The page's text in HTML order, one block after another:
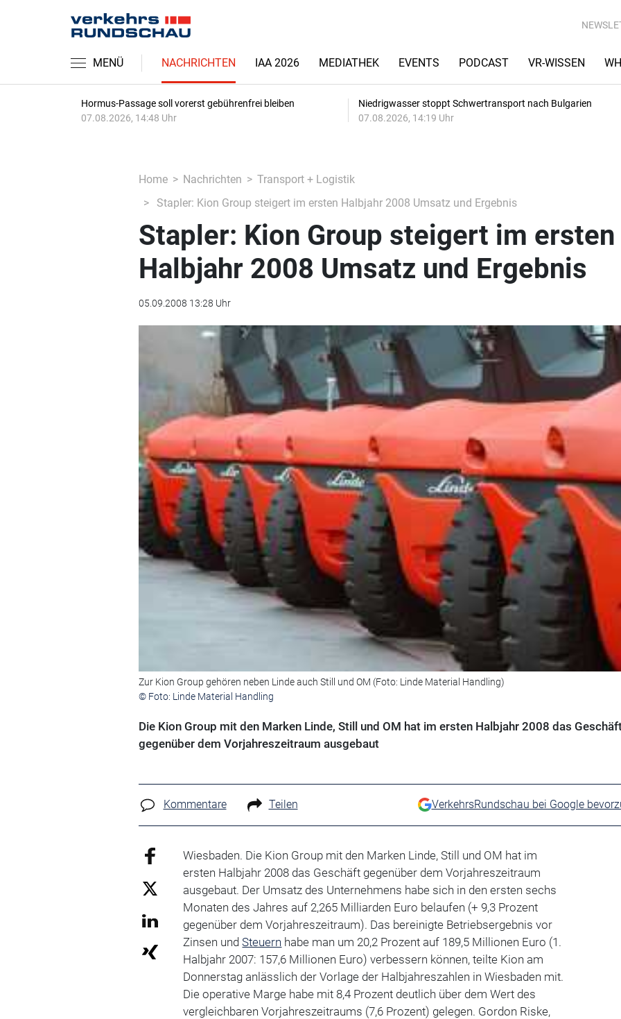
MENÜ NACHRICHTEN IAA 2026 MEDIATHEK EVENTS PODCAST VR-WISSEN
Hormus-Passage soll vorerst gebührenfrei bleiben
07.08.2026, 14:48 Uhr
Niedrigwasser stoppt Schwertransport nach Bulgarien
07.08.2026, 14:19 Uhr
Home Nachrichten
Transport + Logistik
Stapler: Kion Group steigert im ersten Halbjahr 2008 Umsatz und Ergebnis
Stapler: Kion Group steigert im ersten
Halbjahr 2008 Umsatz und Ergebnis
05.09.2008 13:28 Uhr
Zur Kion Group gehören neben Linde auch Still und OM (Foto: Linde Material Handling)
© Foto: Linde Material Handling
Die Kion Group mit den Marken Linde, Still und OM hat im ersten Halbjahr 2008 das
gegenüber dem Vorjahreszeitraum ausgebaut
Kommentare Teilen VerkehrsRundschau bei Google
Wiesbaden. Die Kion Group mit den Marken Linde, Still und OM hat im
ersten Halbjahr 2008 das Geschäft gegenüber dem Vorjahreszeitraum
ausgebaut. Der Umsatz des Unternehmens habe sich in den ersten sechs
Monaten des Jahres auf 2,265 Milliarden Euro belaufen (+ 9,3 Prozent
gegenüber dem Vorjahreszeitraum). Das bereinigte Betriebsergebnis vor
Zinsen undSteuern habe man um 20,2 Prozent auf 189,5 Millionen Euro (1.
Halbjahr 2007: 157,6 Millionen Euro) verbessern können, teilte Kion am
Donnerstag anlässlich der Vorlage der Halbjahreszahlen in Wiesbaden mit.
Die operative Marge habe mit 8,4 Prozent deutlich über dem Wert des
vergleichbaren Vorjahreszeitraums (7,6 Prozent) gelegen. Gordon Riske,